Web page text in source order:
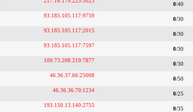
0/40
93.185.105.117:9759
0/30
93.185.105.117:2015
0/30
93.185.105.117:7597
0/30
109.73.208.219:7877
0/30
46.36.37.66:25008
0/50
46.36.36.70:1234
0/25
193.150.13.140:2755
0/35